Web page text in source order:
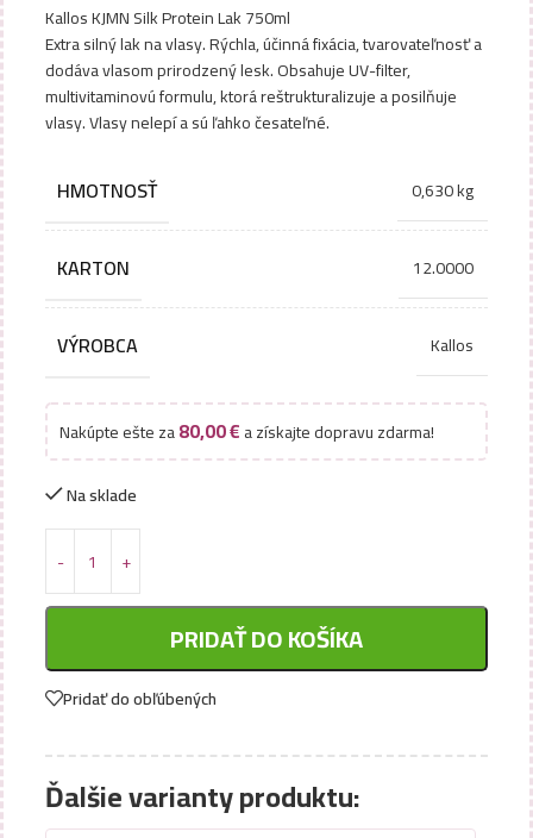
Kallos KJMN Silk Protein Lak 750ml
Extra silný lak na vlasy. Rýchla, účinná fixácia, tvarovateľnosť a
dodáva vlasom prirodzený lesk. Obsahuje UV-filter,
multivitaminovú formulu, ktorá reštrukturalizuje a posilňuje
vlasy. Vlasy nelepí a sú ľahko česateľné.
HMOTNOSŤ 0,630 kg
KARTON 12.0000
VÝROBCA Kallos
Nakúpte ešte za80,00€a získajte dopravu zdarma!
Na sklade
PRIDAŤ DO KOŠÍKA
Pridať do obľúbených
Ďalšie varianty produktu: